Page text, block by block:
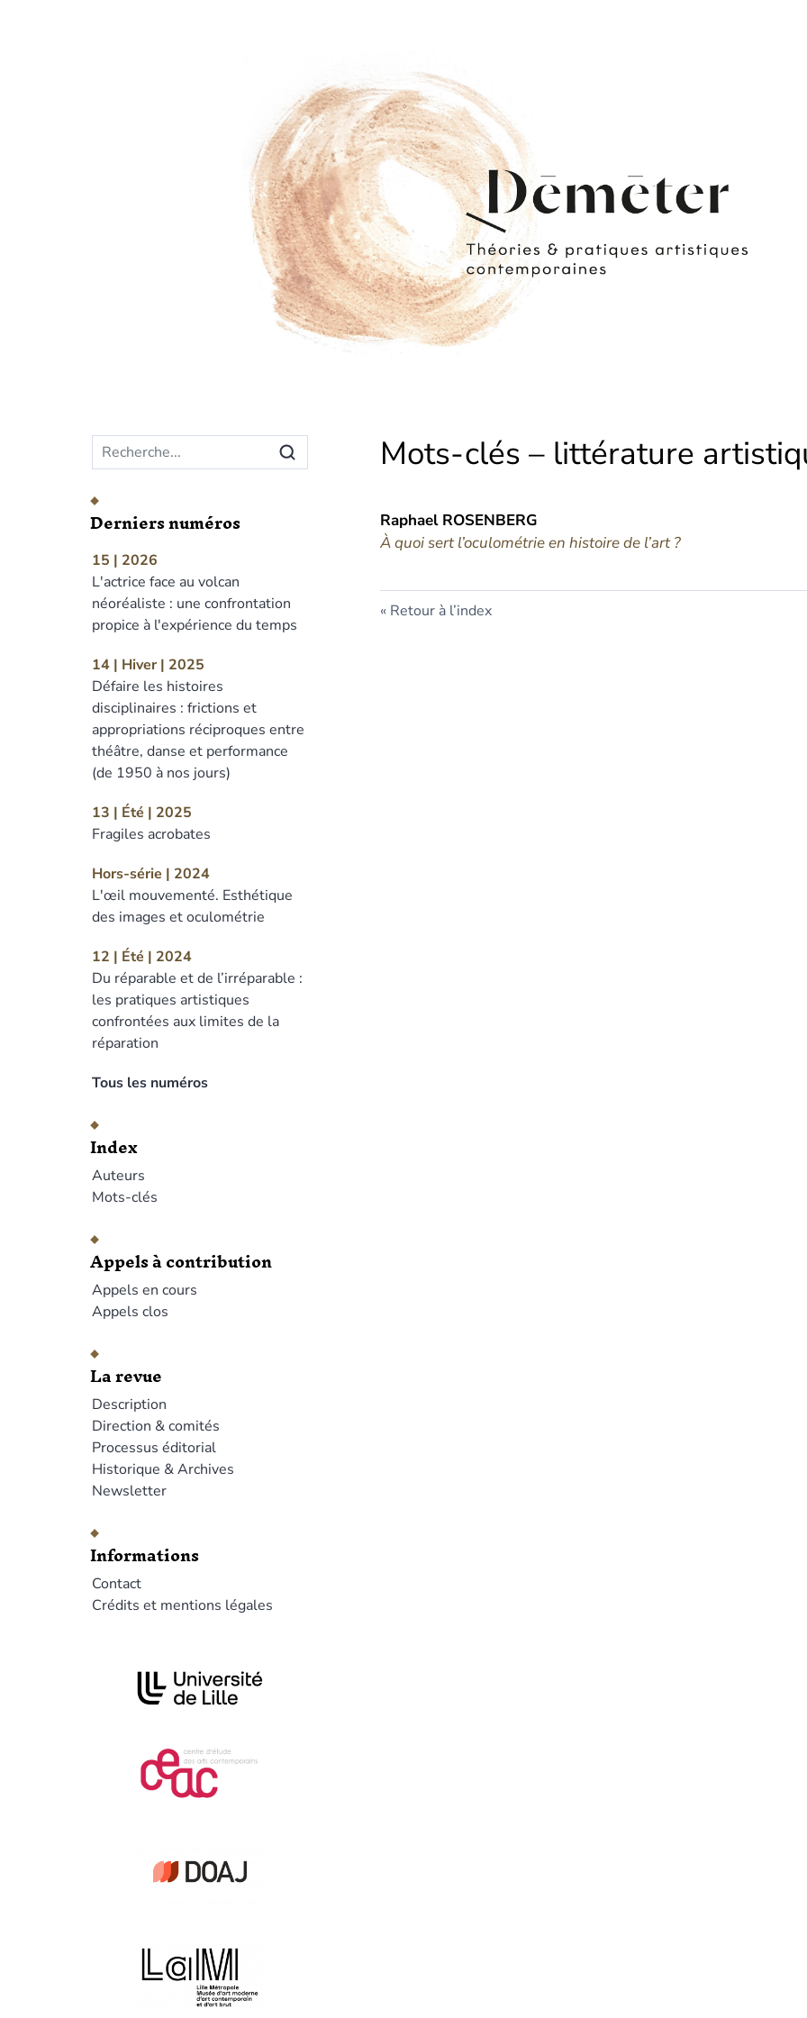
Menu principal
Derniers numéros
15 | 2026
L'actrice face au volcan
néoréaliste : une confrontation
propice à l'expérience du temps
14 | Hiver | 2025
Défaire les histoires
disciplinaires : frictions et
appropriations réciproques entre
théâtre, danse et performance
(de 1950 à nos jours)
13 | Été | 2025
Fragiles acrobates
Hors-série | 2024
L'œil mouvementé. Esthétique
des images et oculométrie
12 | Été | 2024
Du réparable et de l’irréparable :
les pratiques artistiques
confrontées aux limites de la
réparation
Tous les numéros
Index
Auteurs
Mots-clés
Appels à contribution
Appels en cours
Appels clos
La revue
Description
Direction & comités
Processus éditorial
Historique & Archives
Newsletter
Informations
Contact
Crédits et mentions légales
Affiliations/partenaires
Mots-clés – littérature
Raphael ROSENBERG
À quoi sert l’oculométrie en histoire de l’art ?
Retour à l’index